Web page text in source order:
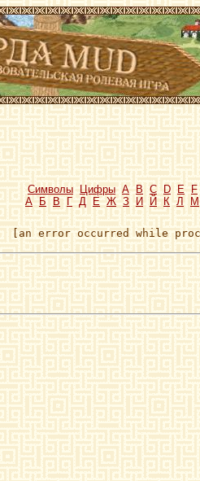
Символы Цифры A B C D E F
А Б В Г Д Е Ж З И Й К Л М